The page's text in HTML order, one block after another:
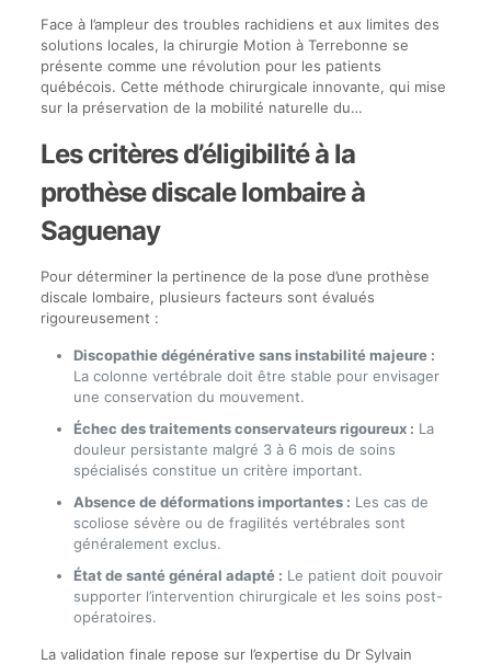
Face à l’ampleur des troubles rachidiens et aux limites des
solutions locales, la chirurgie Motion à Terrebonne se
présente comme une révolution pour les patients
québécois. Cette méthode chirurgicale innovante, qui mise
sur la préservation de la mobilité naturelle du…
Les critères d’éligibilité à la
prothèse discale lombaire à
Saguenay
Pour déterminer la pertinence de la pose d’une prothèse
discale lombaire, plusieurs facteurs sont évalués
rigoureusement :
Discopathie dégénérative sans instabilité majeure :
La colonne vertébrale doit être stable pour envisager
une conservation du mouvement.
Échec des traitements conservateurs rigoureux : La
douleur persistante malgré 3 à 6 mois de soins
spécialisés constitue un critère important.
Absence de déformations importantes : Les cas de
scoliose sévère ou de fragilités vertébrales sont
généralement exclus.
État de santé général adapté : Le patient doit pouvoir
supporter l’intervention chirurgicale et les soins post-
opératoires.
La validation finale repose sur l’expertise du Dr Sylvain